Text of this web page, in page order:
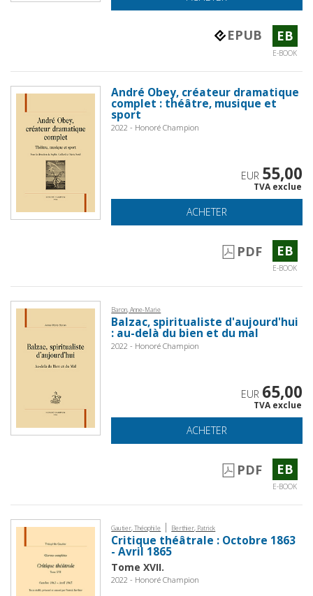
EPUB EB
E-BOOK
André Obey, créateur dramatique
complet : théâtre, musique et
sport
2022 - Honoré Champion
EUR 55,00
TVA exclue
ACHETER
PDF EB
E-BOOK
Baron, Anne-Marie
Balzac, spiritualiste d'aujourd'hui
: au-delà du bien et du mal
2022 - Honoré Champion
EUR 65,00
TVA exclue
ACHETER
PDF EB
E-BOOK
Gautier, Théophile | Berthier, Patrick
Critique théâtrale : Octobre 1863
- Avril 1865
Tome XVII.
2022 - Honoré Champion